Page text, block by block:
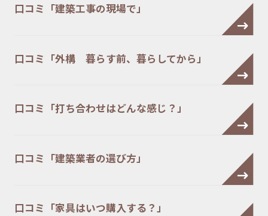
口コミ「建築工事の現場で」
口コミ「外構 暮らす前、暮らしてから」
口コミ「打ち合わせはどんな感じ？」
口コミ「建築業者の選び方」
口コミ「家具はいつ購入する？」